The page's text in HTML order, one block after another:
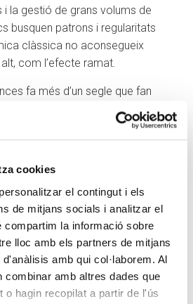
cookies
el contingut i els
de mitjans socials i analitzar el
compartim la informació sobre
lloc amb els partners de mitjans
amb qui col·laborem. Al
combinar amb altres dades que
o hagin recopilat a partir de l'ús
la gestió de grans volums de
busquen patrons i regularitats
clàssica no aconsegueix
com l’efecte ramat.
fa més d’un segle que fan
des del moviment brownià fins
resultat final d’un participant
dels altres. Avui dia,
contracten físics per
gestionar riscos i
és la capacitat d’analitzar els
inèdits. Reconèixer que els
són més freqüents ajuda a
més realistes per protegir les